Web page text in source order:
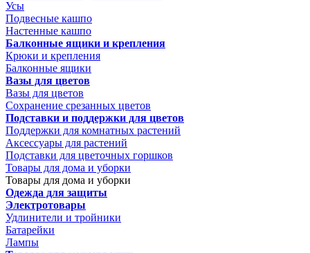
Усы
Подвесные кашпо
Настенные кашпо
Балконные ящики и крепления
Крюки и крепления
Балконные ящики
Вазы для цветов
Вазы для цветов
Сохранение срезанных цветов
Подставки и поддержки для цветов
Поддержки для комнатных растений
Аксессуары для растений
Подставки для цветочных горшков
Товары для дома и уборки
Товары для дома и уборки
Одежда для защиты
Электротовары
Удлинители и тройники
Батарейки
Лампы